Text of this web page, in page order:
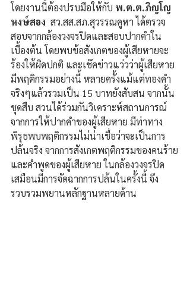
โดยงานนี้ต้องปรบมือให้กับ พ.ต.ต.ภิญโญ
หงษ์สอง
  สว.สส.สภ.สุวรรณคูหา ได้ตรวจ
สอบจากกล้องวงจรปิดและสอบปากคำใน
เบื้องต้น โดยพบข้อสังเกตของผู้เสียหายจะ
ร้องให้ผิดปกติ และเช๊คข่าวแว่วว่าผู้เสียหาย
มีพฤติกรรมอย่างนี้ หลายครั้งแม้แต่ทองคำ
จริงๆแล้วรวมเป็น 15 บาทยังสับสน จากนั้น
ชุดสืบ สวนได้ร่วมกันวิเคราะห์สถานการณ์
จากการให้ปากคำของผู้เสียหาย มีท่าทาง
พิรุธพบพฤติกรรมไม่น่าเชื่อว่าจะเป็นการ
ปล้นจริง จากการสังเกตพฤติกรรมของคนร้าย
และคำพูดของผู้เสียหาย ในกล้องวงจรปิด
เสมือนมีการจัดฉากการปล้นในครั้งนี้ จึง
รวบรวมพยานหลักฐานหลายด้าน